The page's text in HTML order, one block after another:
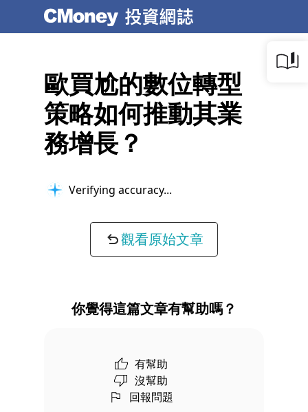
歐買尬的數位轉型
策略如何推動其業
務增長？
Verifying accuracy...
觀看原始文章
你覺得這篇文章有幫助嗎？
有幫助
沒幫助
回報問題